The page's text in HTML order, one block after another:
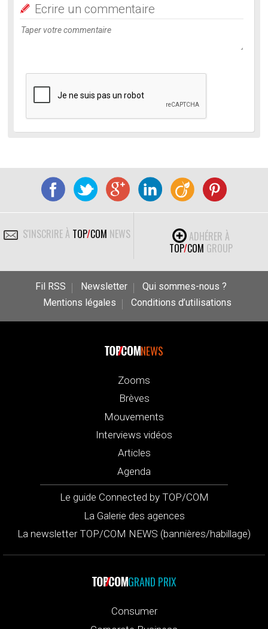
Ecrire un commentaire
S'INSCRIRE À TOP/COM NEWS
ADHÉRER À
TOP/COM GROUP
Fil RSS Newsletter
Qui sommes-nous ?
Mentions légales
Conditions d’utilisations
NEWS
Zooms
Brèves
Mouvements
Interviews vidéos
Articles
Agenda
Le guide Connected by TOP/COM
La Galerie des agences
La newsletter TOP/COM NEWS (bannières/habillage)
GRAND PRIX
Consumer